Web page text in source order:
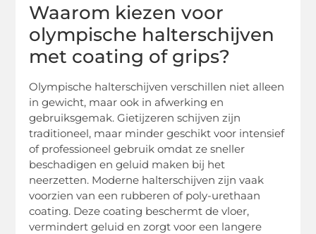
Waarom kiezen voor
olympische halterschijven
met coating of grips?
Olympische halterschijven verschillen niet alleen
in gewicht, maar ook in afwerking en
gebruiksgemak. Gietijzeren schijven zijn
traditioneel, maar minder geschikt voor intensief
of professioneel gebruik omdat ze sneller
beschadigen en geluid maken bij het
neerzetten. Moderne halterschijven zijn vaak
voorzien van een rubberen of poly-urethaan
coating. Deze coating beschermt de vloer,
vermindert geluid en zorgt voor een langere